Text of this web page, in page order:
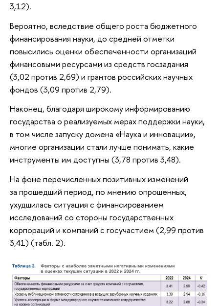
3,12).
Вероятно, вследствие общего роста бюджетного
финансирования науки, до средней отметки
повысились оценки обеспеченности организаций
финансовыми ресурсами из средств госзадания
(3,02 против 2,69) и грантов российских научных
фондов (3,09 против 2,79).
Наконец, благодаря широкому информированию
государства о реализуемых мерах поддержки науки,
в том числе запуску домена «Наука и инновации»,
многие организации стали лучше понимать, какие
инструменты им доступны (3,78 против 3,48).
На фоне перечисленных позитивных изменений
за прошедший период, по мнению опрошенных,
ухудшилась ситуация с финансированием
исследований со стороны государственных
корпораций и компаний с госучастием (2,99 против
3,41) (табл. 2).